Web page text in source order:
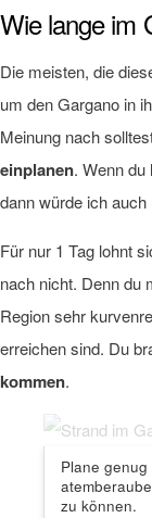
Wie lange im
Die meisten, die
um den Gargano in
Meinung nach
einplanen. Wenn du
dann würde ich
Für nur 1 Tag lohnt
nach nicht. Denn du
Region sehr
erreichen sind. Du
kommen.
Plane
zu können.